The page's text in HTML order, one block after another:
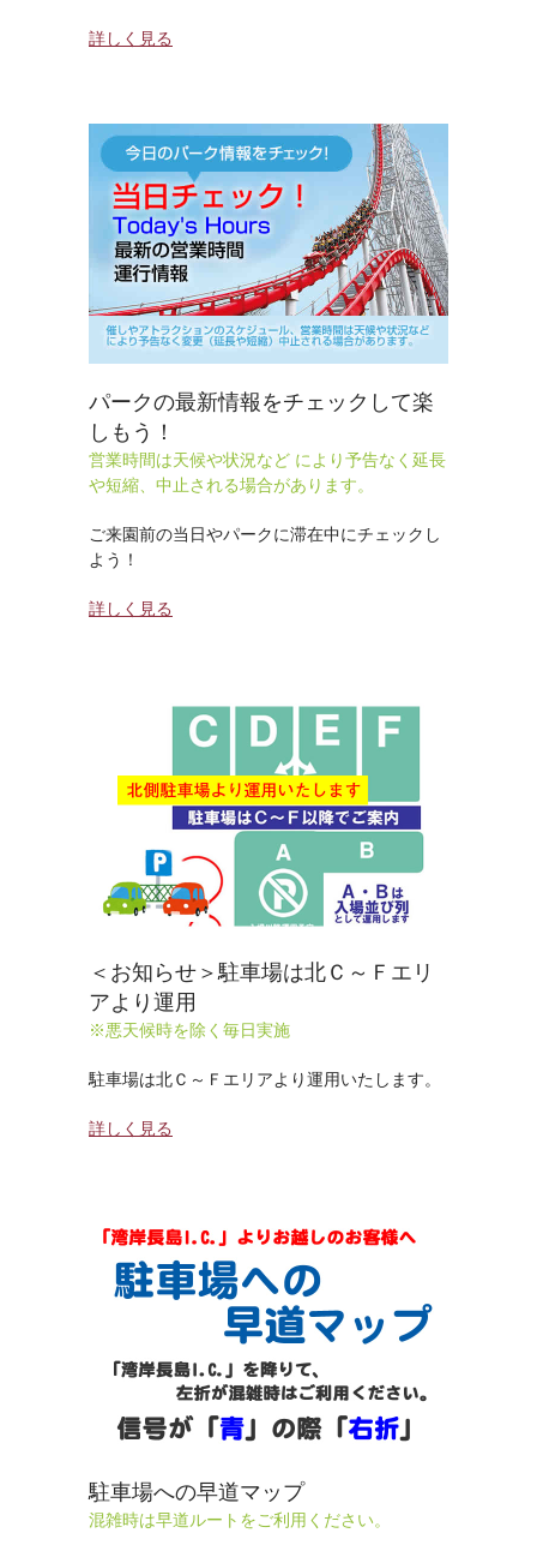
詳しく見る
パークの最新情報をチェックして楽
しもう！
営業時間は天候や状況など により予告なく延長
や短縮、中止される場合があります。
ご来園前の当日やパークに滞在中にチェックし
よう！
詳しく見る
＜お知らせ＞駐車場は北Ｃ～Ｆエリ
アより運用
※悪天候時を除く毎日実施
駐車場は北Ｃ～Ｆエリアより運用いたします。
詳しく見る
駐車場への早道マップ
混雑時は早道ルートをご利用ください。